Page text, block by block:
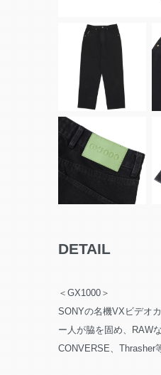
DETAIL
＜GX1000＞
SONYの名機VXビデオ
ー人が脇を固め、RAW
CONVERSE、Thrasher